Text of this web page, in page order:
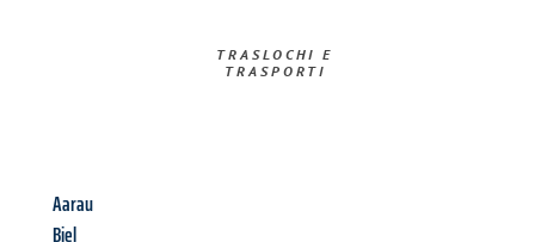
TRASLOCHI E
TRASPORTI​
Aarau
Biel